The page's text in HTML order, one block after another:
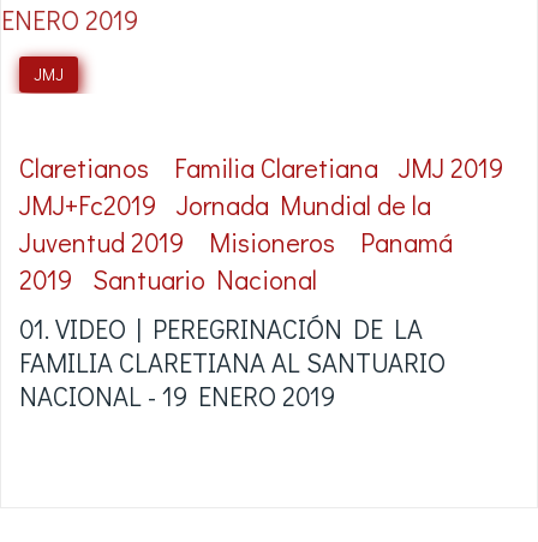
JMJ
Claretianos Familia Claretiana
JMJ 2019
JMJ+Fc2019
Jornada Mundial de la
Juventud 2019
Misioneros
Panamá
2019
Santuario Nacional
01. VIDEO | PEREGRINACIÓN DE LA
FAMILIA CLARETIANA AL SANTUARIO
NACIONAL - 19 ENERO 2019